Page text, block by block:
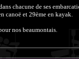
chacune de ses
canoë et 29ème en kayak.
nos beaumontais.